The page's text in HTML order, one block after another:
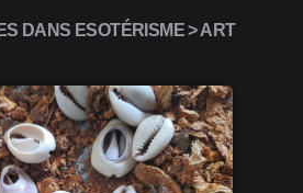
DANS ESOTÉRISME > ART